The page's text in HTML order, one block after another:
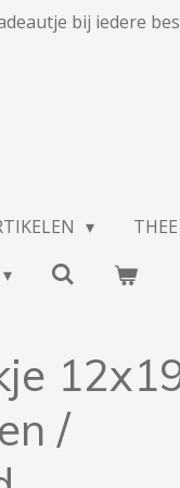
bij iedere
THEE
/